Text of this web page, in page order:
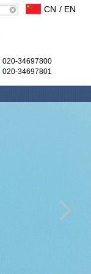
CN / EN
020-34697800
020-34697801